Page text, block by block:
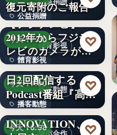
公益捐贈
4,550,085
復元寄附のご報告
體育影視
今天 17:00
體育影視
99
【フジテレビ】
2012年からフジテ
レビのカメラが追
い続け…
♡
播客動態
今天 17:00
播客動態
文字
俳優・高橋健介が1
日2回配信する
Podcast番組『高
橋…
♡
今天 16:58
NEXT
INNOVATION、名
♡